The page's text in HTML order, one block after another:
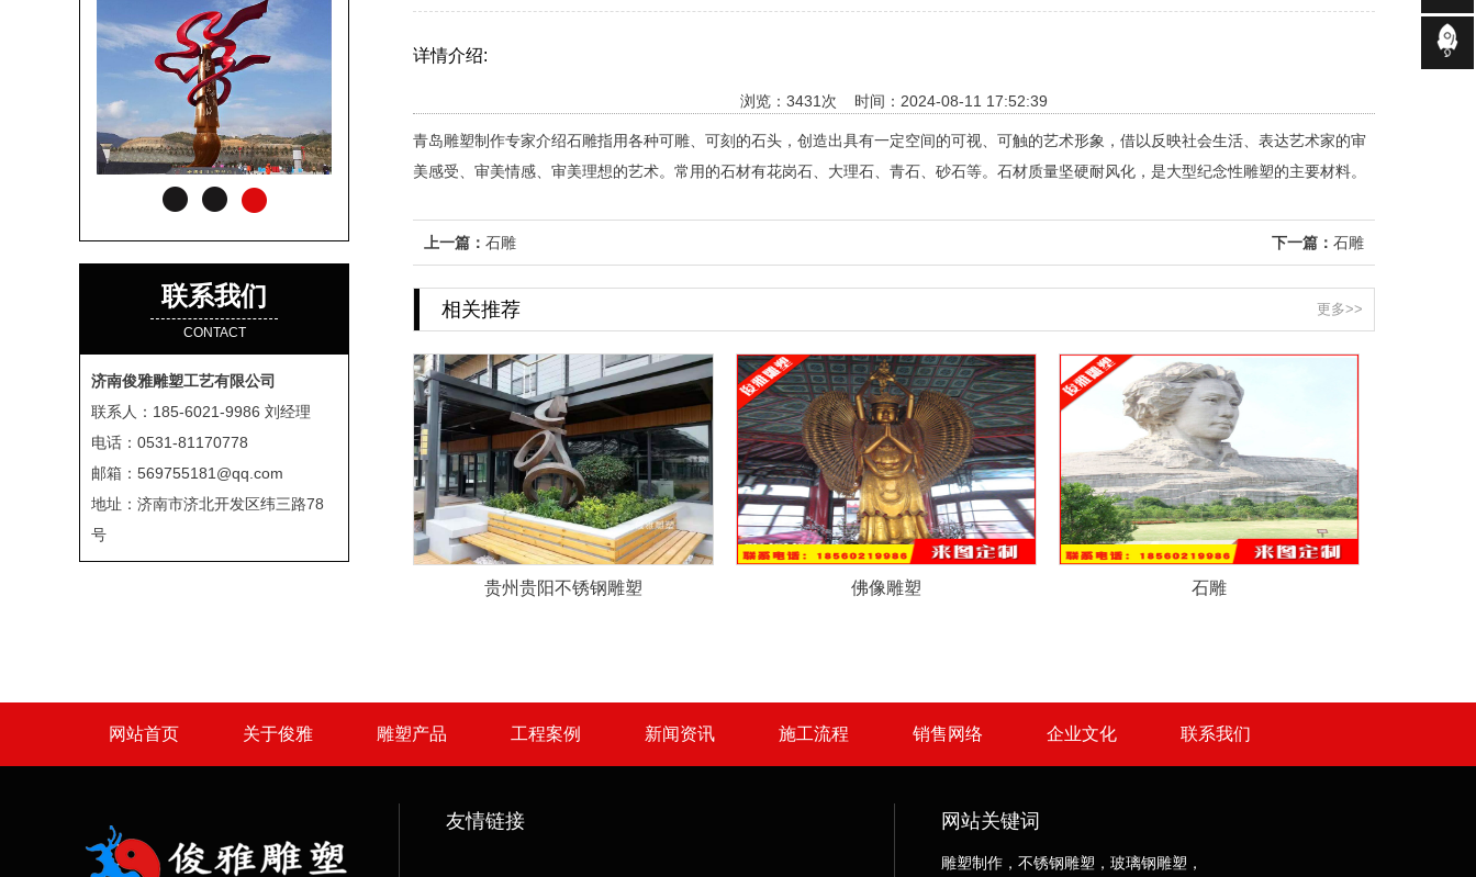
联系我们
CONTACT
济南俊雅雕塑工艺有限公司
联系人：185-6021-9986 刘经理
电话：0531-81170778
邮箱：569755181@qq.com
地址：济南市济北开发区纬三路78
号
详情介绍:
浏览：3431次 时间：2024-08-11 17:52:39
青岛雕塑制作专家介绍石雕指用各种可雕、可刻的石头，创造出具有一定空间的可视、可触的艺术形象，借以反映社会生活、表达艺术家的审
美感受、审美情感、审美理想的艺术。常用的石材有花岗石、大理石、青石、砂石等。石材质量坚硬耐风化，是大型纪念性雕塑的主要材料。
上一篇： 石雕 下一篇： 石雕
相关推荐 更多>>
贵州贵阳不锈钢雕塑 佛像雕塑 石雕
网站首页 关于俊雅 雕塑产品 工程案例 新闻资讯 施工流程 销售网络 企业文化 联系我们
友情链接 网站关键词
雕塑制作，不锈钢雕塑，玻璃钢雕塑，